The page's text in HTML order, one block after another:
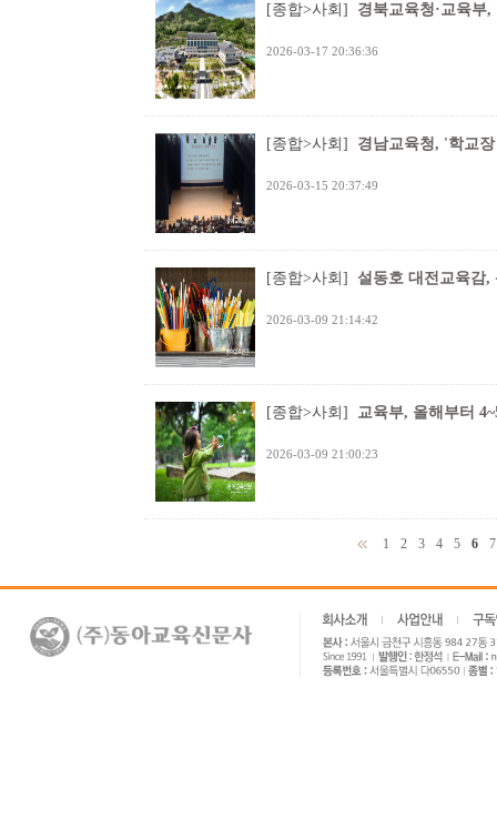
[종합>사회] 경북교육청·교육부,
2026-03-17 20:36:36
[종합>사회] 경남교육청, '학교
2026-03-15 20:37:49
[종합>사회] 설동호 대전교육감
2026-03-09 21:14:42
[종합>사회] 교육부, 올해부터
2026-03-09 21:00:23
1 2 3 4 5 6 7